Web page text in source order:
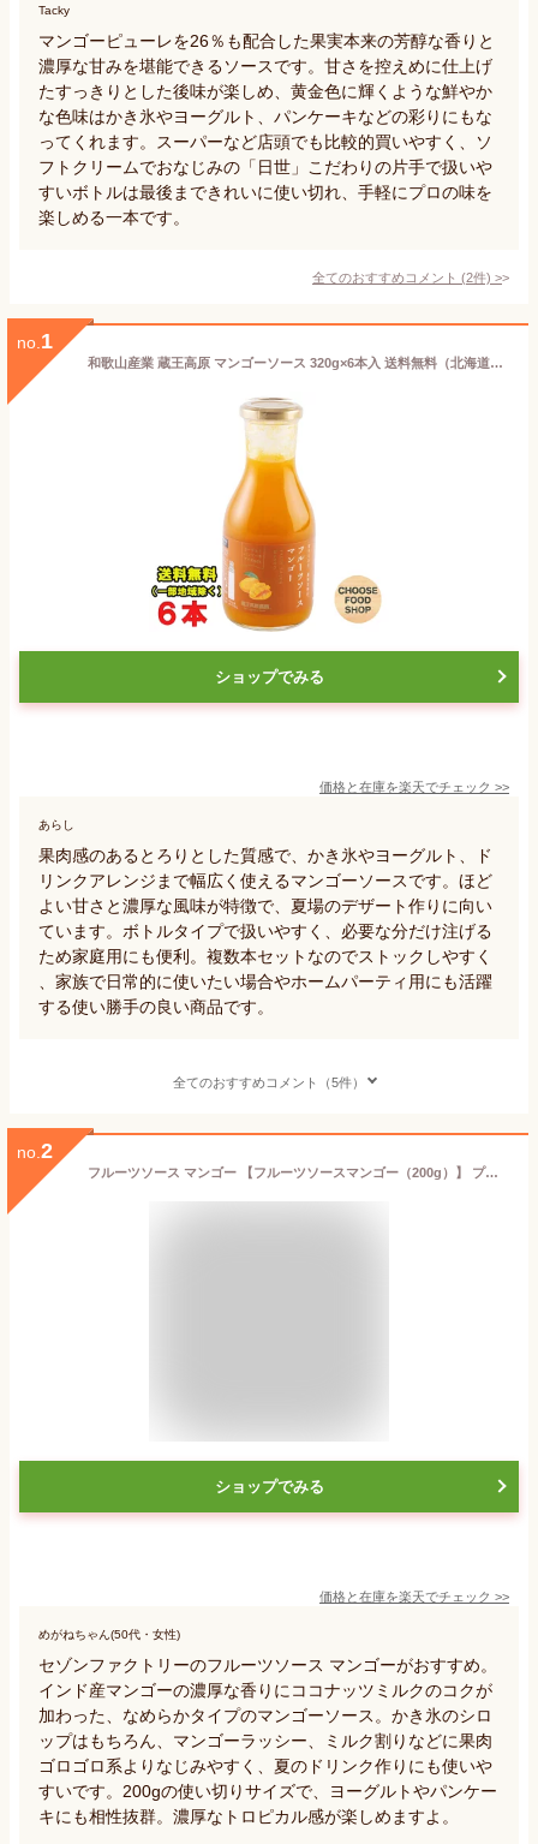
Tacky
マンゴーピューレを26％も配合した果実本来の芳醇な香りと
濃厚な甘みを堪能できるソースです。甘さを控えめに仕上げ
たすっきりとした後味が楽しめ、黄金色に輝くような鮮やか
な色味はかき氷やヨーグルト、パンケーキなどの彩りにもな
ってくれます。スーパーなど店頭でも比較的買いやすく、ソ
フトクリームでおなじみの「日世」こだわりの片手で扱いや
すいボトルは最後まできれいに使い切れ、手軽にプロの味を
楽しめる一本です。
全てのおすすめコメント (2件) >
no. 1
和歌山産業 蔵王高原 マンゴーソース 320g×6本入 送料無料（北海道・東北・沖縄除く）
ショップでみる
価格と在庫を楽天でチェック >>
あらし
果肉感のあるとろりとした質感で、かき氷やヨーグルト、ド
リンクアレンジまで幅広く使えるマンゴーソースです。ほど
よい甘さと濃厚な風味が特徴で、夏場のデザート作りに向い
ています。ボトルタイプで扱いやすく、必要な分だけ注げる
ため家庭用にも便利。複数本セットなのでストックしやすく
、家族で日常的に使いたい場合やホームパーティ用にも活躍
する使い勝手の良い商品です。
全てのおすすめコメント（5件）
no. 2
フルーツソース マンゴー 【フルーツソースマンゴー（200g）】 プレゼント ラッピング可 セゾン セゾンファクトリー
ショップでみる
価格と在庫を楽天でチェック >>
めがねちゃん(50代・女性)
セゾンファクトリーのフルーツソース マンゴーがおすすめ。
インド産マンゴーの濃厚な香りにココナッツミルクのコクが
加わった、なめらかタイプのマンゴーソース。かき氷のシロ
ップはもちろん、マンゴーラッシー、ミルク割りなどに果肉
ゴロゴロ系よりなじみやすく、夏のドリンク作りにも使いや
すいです。200gの使い切りサイズで、ヨーグルトやパンケー
キにも相性抜群。濃厚なトロピカル感が楽しめますよ。